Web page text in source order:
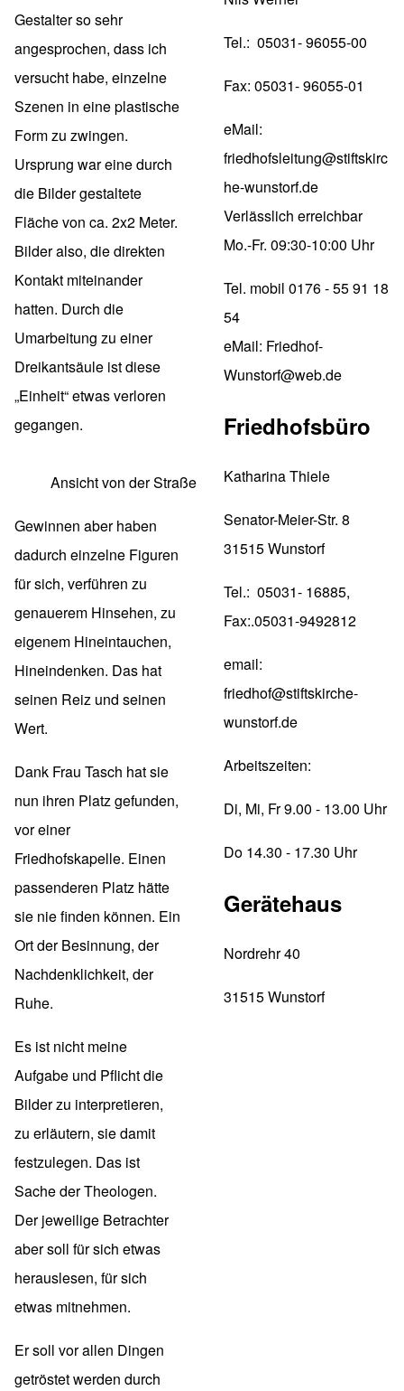
Gestalter so sehr
angesprochen, dass ich
versucht habe, einzelne
Szenen in eine plastische
Form zu zwingen.
Ursprung war eine durch
die Bilder gestaltete
Fläche von ca. 2x2 Meter.
Bilder also, die direkten
Kontakt miteinander
hatten. Durch die
Umarbeitung zu einer
Dreikantsäule ist diese
„Einheit“ etwas verloren
gegangen.
Ansicht von der Straße
Gewinnen aber haben
dadurch einzelne Figuren
für sich, verführen zu
genauerem Hinsehen, zu
eigenem Hineintauchen,
Hineindenken. Das hat
seinen Reiz und seinen
Wert.
Dank Frau Tasch hat sie
nun ihren Platz gefunden,
vor einer
Friedhofskapelle. Einen
passenderen Platz hätte
sie nie finden können. Ein
Ort der Besinnung, der
Nachdenklichkeit, der
Ruhe.
Es ist nicht meine
Aufgabe und Pflicht die
Bilder zu interpretieren,
zu erläutern, sie damit
festzulegen. Das ist
Sache der Theologen.
Der jeweilige Betrachter
aber soll für sich etwas
herauslesen, für sich
etwas mitnehmen.
Er soll vor allen Dingen
getröstet werden durch
Tel.: 05031- 96055-00
Fax: 05031- 96055-01
eMail:
friedhofsleitung@stiftskirc
he-wunstorf.de
Verlässlich erreichbar
Mo.-Fr. 09:30-10:00 Uhr
Tel. mobil 0176 - 55 91 18
54
eMail: Friedhof-
Wunstorf@web.de
Friedhofsbüro
Katharina Thiele
Senator-Meier-Str. 8
31515 Wunstorf
Tel.: 05031- 16885,
Fax:.05031-9492812
email:
friedhof@stiftskirche-
wunstorf.de
Arbeitszeiten:
Di, Mi, Fr 9.00 - 13.00 Uhr
Do 14.30 - 17.30 Uhr
Gerätehaus
Nordrehr 40
31515 Wunstorf